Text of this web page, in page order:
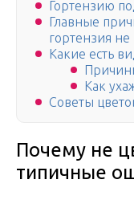
Гортензию
Главные
гортензия не
Какие есть
Как
Советы
Почему не
типичные